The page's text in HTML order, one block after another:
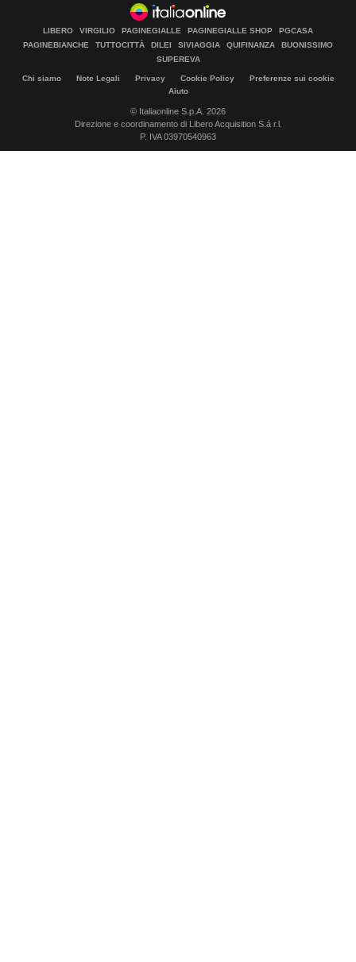
LIBERO VIRGILIO PAGINEGIALLE PAGINEGIALLE SHOP
PGCASA
PAGINEBIANCHE
TUTTOCITTÀ DILEI SIVIAGGIA QUIFINANZA
BUONISSIMO
SUPEREVA
Chi siamo Note Legali Privacy Cookie Policy
Preferenze sui cookie
Aiuto
© Italiaonline S.p.A. 2026
Direzione e coordinamento di Libero Acquisition S.á r.l.
P. IVA 03970540963